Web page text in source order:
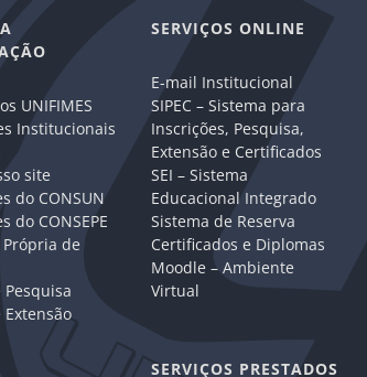
UNIFIMES
Institucionais
site
do CONSUN
do CONSEPE
Própria de
SERVIÇOS ONLINE
E-mail Institucional
SIPEC – Sistema para
Inscrições, Pesquisa,
Extensão e Certificados
SEI – Sistema
Educacional Integrado
Sistema de Reserva
Certificados e Diplomas
Moodle – Ambiente
Virtual
SERVIÇOS PRESTADOS